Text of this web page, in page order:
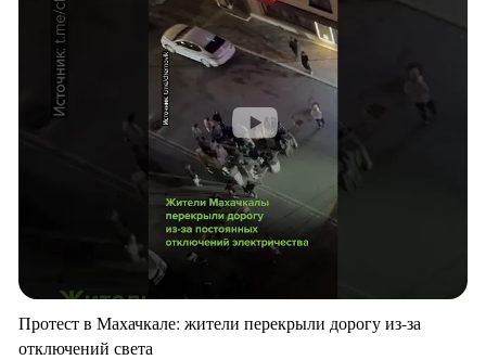
Протест в Махачкале: жители перекрыли дорогу из-за
отключений света